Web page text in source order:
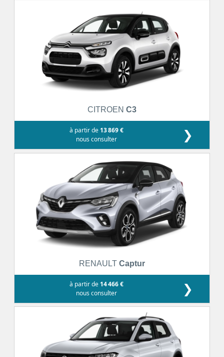
CITROEN C3
à partir de 13 869 €
nous consulter
❯
RENAULT Captur
à partir de 14 466 €
nous consulter
❯